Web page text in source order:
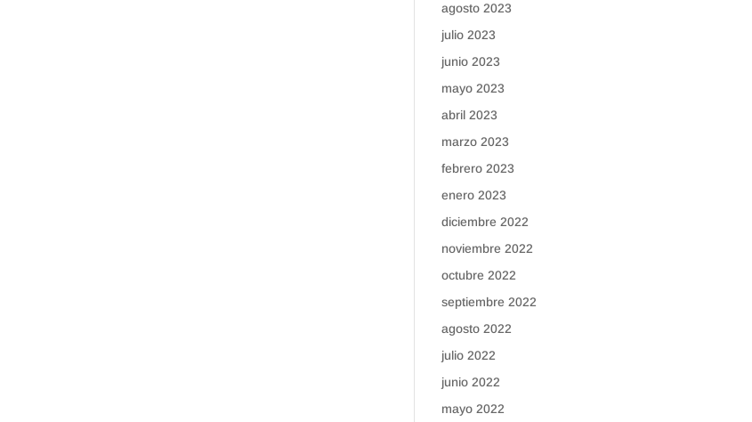
agosto 2023
julio 2023
junio 2023
mayo 2023
abril 2023
marzo 2023
febrero 2023
enero 2023
diciembre 2022
noviembre 2022
octubre 2022
septiembre 2022
agosto 2022
julio 2022
junio 2022
mayo 2022